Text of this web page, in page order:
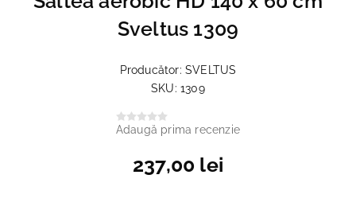
Sveltus 1309
Producător: SVELTUS
SKU: 1309
Adaugă prima recenzie
237,00 lei